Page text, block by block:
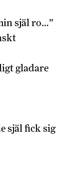
själ ro…”
gladare
själ fick sig